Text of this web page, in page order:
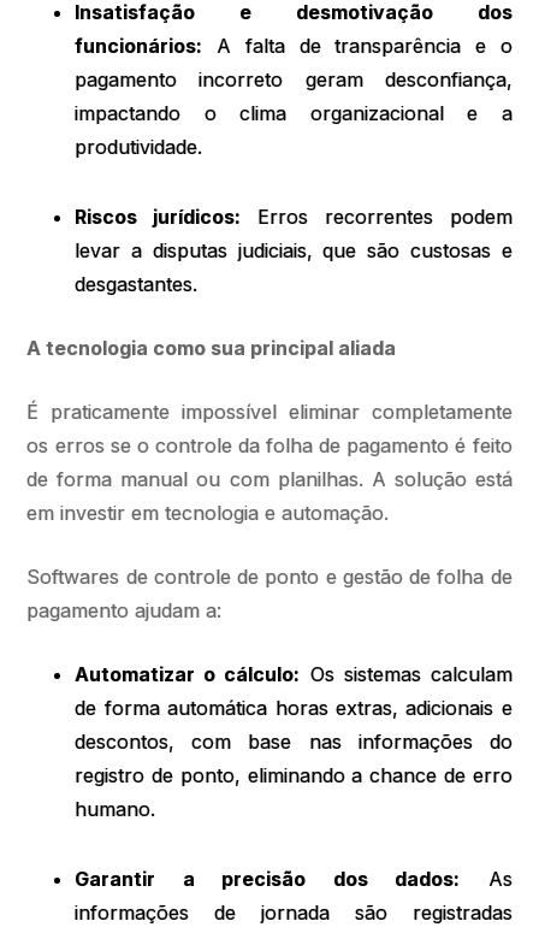
Insatisfação e desmotivação dos
funcionários: A falta de transparência e o
pagamento incorreto geram desconfiança,
impactando o clima organizacional e a
produtividade.
Riscos jurídicos: Erros recorrentes podem
levar a disputas judiciais, que são custosas e
desgastantes.
A tecnologia como sua principal aliada
É praticamente impossível eliminar completamente
os erros se o controle da folha de pagamento é feito
de forma manual ou com planilhas. A solução está
em investir em tecnologia e automação.
Softwares de controle de ponto e gestão de folha de
pagamento ajudam a:
Automatizar o cálculo: Os sistemas calculam
de forma automática horas extras, adicionais e
descontos, com base nas informações do
registro de ponto, eliminando a chance de erro
humano.
Garantir a precisão dos dados: As
informações de jornada são registradas